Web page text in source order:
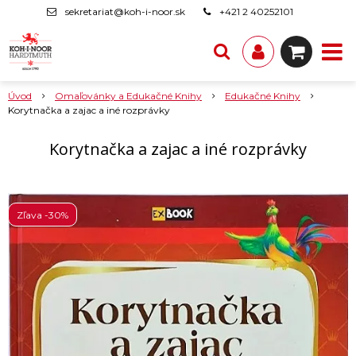
sekretariat@koh-i-noor.sk +421 2 40252101
Úvod Omaľovánky a Edukačné Knihy
Edukačné Knihy
Korytnačka a zajac a iné rozprávky
Korytnačka a zajac a iné rozprávky
Zľava -30%